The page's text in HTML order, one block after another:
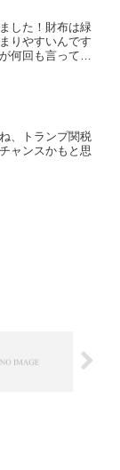
した！財布は緑
りやすいんです
何回も言ってま
当...
、トランプ関税
ャンスかもと思